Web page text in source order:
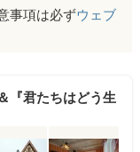
事項は必ずウェブ
『君たちはどう生